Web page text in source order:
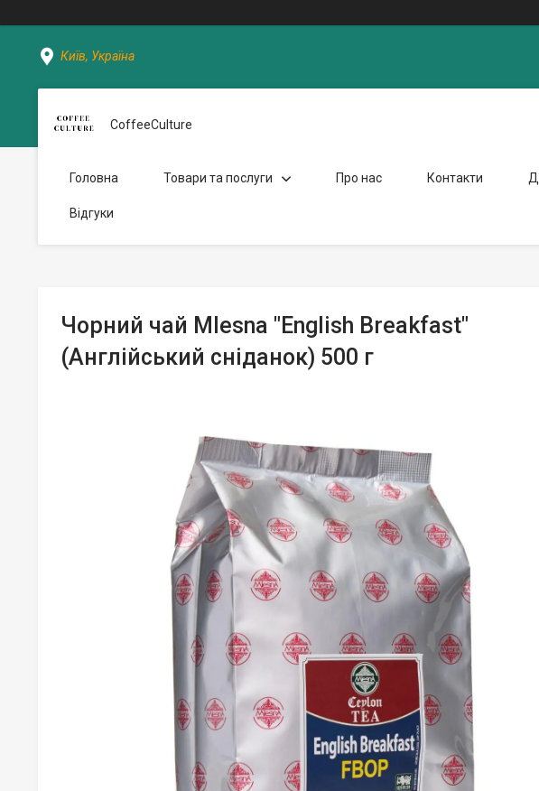
Київ, Україна
CoffeeCulture
Головна Товари та послуги Про нас Контакти
Відгуки
Чорний чай Mlesna "English Breakfast"
(Англійський сніданок) 500 г